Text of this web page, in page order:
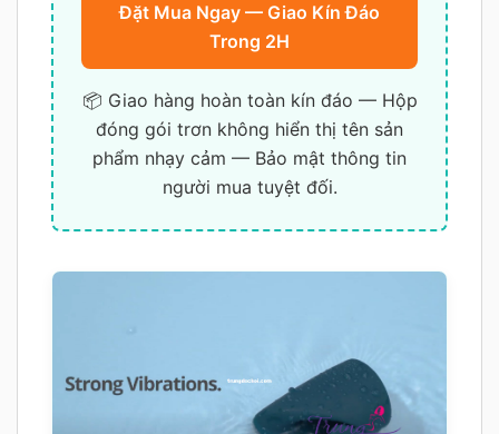
Đặt Mua Ngay — Giao Kín Đáo
Trong 2H
📦 Giao hàng hoàn toàn kín đáo — Hộp
đóng gói trơn không hiển thị tên sản
phẩm nhạy cảm — Bảo mật thông tin
người mua tuyệt đối.